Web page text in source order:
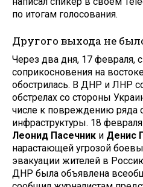
по итогам голосования.
Другого выхода не
Через два дня, 17 февраля,
соприкосновения на
обострилась. В ДНР и ЛНР
обстрелах со стороны
числе к повреждению ряда
инфраструктуры. 18
Леонид Пасечник и Денис
нарастающей угрозой
эвакуации жителей в
ДНР была объявлена